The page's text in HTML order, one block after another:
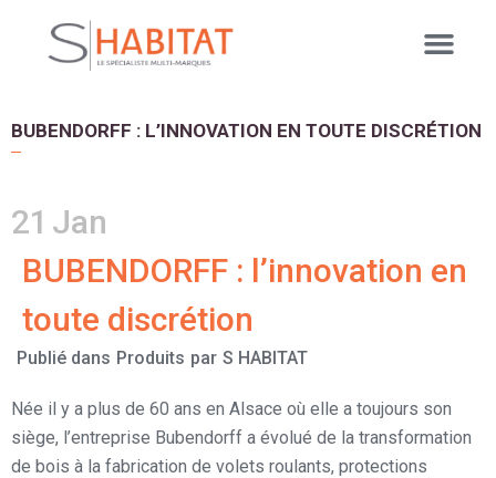
BUBENDORFF : L’INNOVATION EN TOUTE DISCRÉTION
21 Jan
BUBENDORFF : l’innovation en
toute discrétion
Publié dans Produits par S HABITAT
Née il y a plus de 60 ans en Alsace où elle a toujours son
siège, l’entreprise Bubendorff a évolué de la transformation
de bois à la fabrication de volets roulants, protections